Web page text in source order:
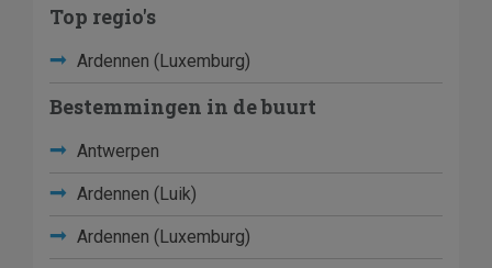
Top regio's
Ardennen (Luxemburg)
Bestemmingen in de buurt
Antwerpen
Ardennen (Luik)
Ardennen (Luxemburg)